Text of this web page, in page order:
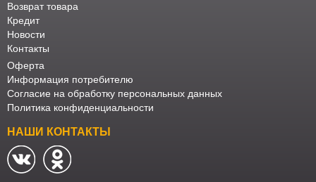
Возврат товара
Кредит
Новости
Контакты
Оферта
Информация потребителю
Согласие на обработку персональных данных
Политика конфиденциальности
НАШИ КОНТАКТЫ